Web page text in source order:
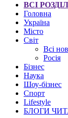
ВСІ
Головна
Україна
Місто
Світ
Всі
Росія
Бізнес
Наука
Шоу-бізнес
Спорт
Lifestyle
БЛОГИ